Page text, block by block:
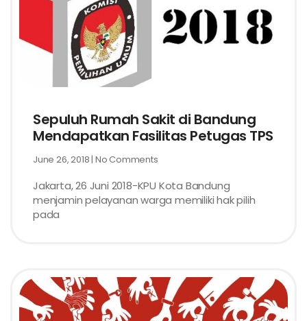
Sepuluh Rumah Sakit di Bandung
Mendapatkan Fasilitas Petugas TPS
June 26, 2018 No Comments
Jakarta, 26 Juni 2018-KPU Kota Bandung
menjamin pelayanan warga memiliki hak pilih
pada